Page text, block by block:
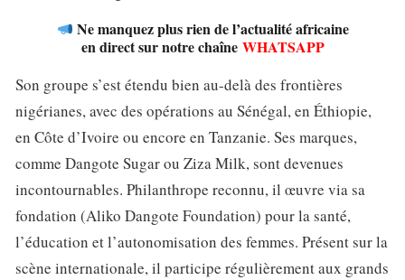
Ne manquez plus rien de l’actualité africaine
en direct sur notre chaîne WHATSAPP
Son groupe s’est étendu bien au-delà des frontières
nigérianes, avec des opérations au Sénégal, en Éthiopie,
en Côte d’Ivoire ou encore en Tanzanie. Ses marques,
comme Dangote Sugar ou Ziza Milk, sont devenues
incontournables. Philanthrope reconnu, il œuvre via sa
fondation (Aliko Dangote Foundation) pour la santé,
l’éducation et l’autonomisation des femmes. Présent sur la
scène internationale, il participe régulièrement aux grands